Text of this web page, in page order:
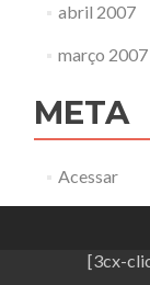
abril 2007
março 2007
META
Acessar
[3cx-